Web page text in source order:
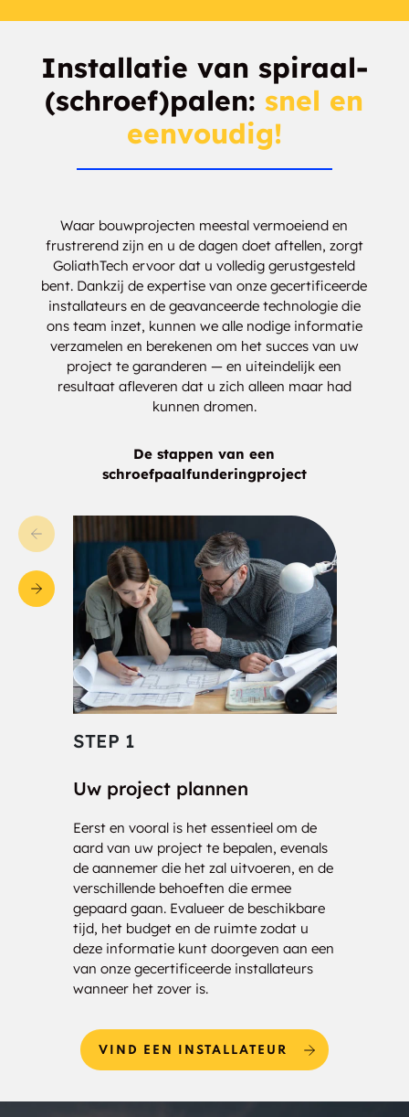
Installatie van spiraal-
(schroef)palen:snel en
eenvoudig!
Waar bouwprojecten meestal vermoeiend en
frustrerend zijn en u de dagen doet aftellen, zorgt
GoliathTech ervoor dat u volledig gerustgesteld
bent. Dankzij de expertise van onze gecertificeerde
installateurs en de geavanceerde technologie die
ons team inzet, kunnen we alle nodige informatie
verzamelen en berekenen om het succes van uw
project te garanderen — en uiteindelijk een
resultaat afleveren dat u zich alleen maar had
kunnen dromen.
De stappen van een
schroefpaalfunderingproject
STEP 1
Uw project plannen
Eerst en vooral is het essentieel om de
aard van uw project te bepalen, evenals
de aannemer die het zal uitvoeren, en de
verschillende behoeften die ermee
gepaard gaan. Evalueer de beschikbare
tijd, het budget en de ruimte zodat u
deze informatie kunt doorgeven aan een
van onze gecertificeerde installateurs
wanneer het zover is.
VIND EEN INSTALLATEUR